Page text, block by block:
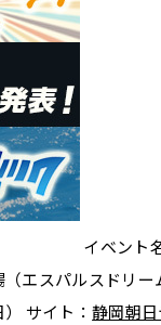
イベント
エスパルスドリ
） サイト：静岡朝